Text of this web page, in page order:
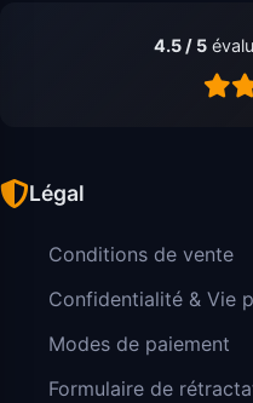
4.5 / 5
Légal
Conditions de vente
Confidentialité & Vie
Modes de paiement
Formulaire de